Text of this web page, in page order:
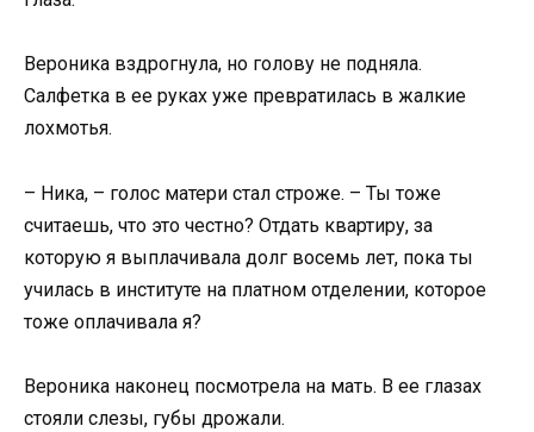
Вероника вздрогнула, но голову не подняла.
Салфетка в ее руках уже превратилась в жалкие
лохмотья.
– Ника, – голос матери стал строже. – Ты тоже
считаешь, что это честно? Отдать квартиру, за
которую я выплачивала долг восемь лет, пока ты
училась в институте на платном отделении, которое
тоже оплачивала я?
Вероника наконец посмотрела на мать. В ее глазах
стояли слезы, губы дрожали.